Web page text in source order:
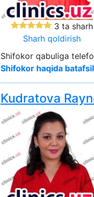
3 ta sharh
Sharh qoldirish
Shifokor qabuliga
Shifokor haqida batafsil
Kudratova